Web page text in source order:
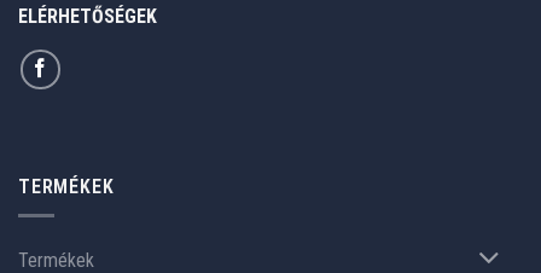
ELÉRHETŐSÉGEK
TERMÉKEK
Termékek